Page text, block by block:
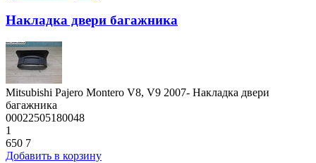
Накладка двери багажника
Mitsubishi Pajero Montero V8, V9 2007- Накладка двери
багажника
00022505180048
1
650 7
Добавить в корзину